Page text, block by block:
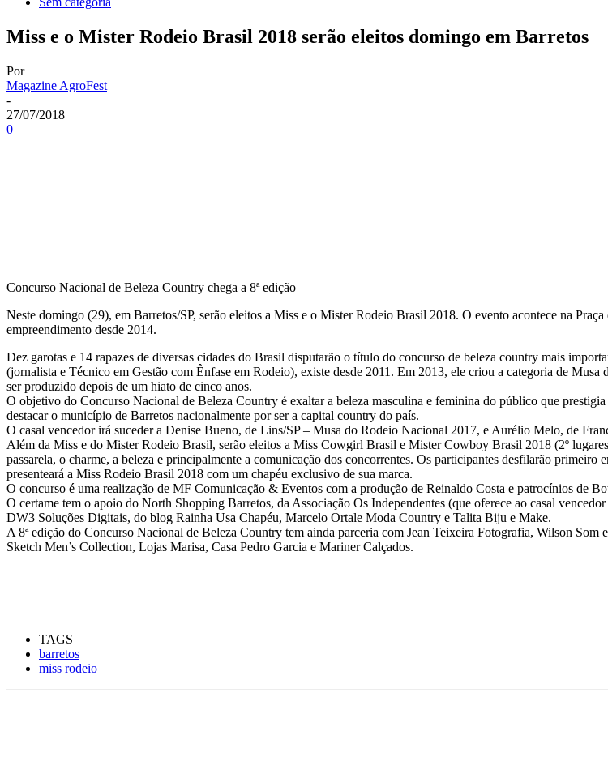
Miss e o Mister Rodeio Brasil 2018 serão eleitos domingo em Barretos
Por
Magazine AgroFest
-
27/07/2018
0
Concurso Nacional de Beleza Country chega a 8ª edição
Neste domingo (29), em Barretos/SP, serão eleitos a Miss e o Mister Rodeio Brasil 2018. O evento acontece na
empreendimento desde 2014.
Dez garotas e 14 rapazes de diversas cidades do Brasil disputarão o título do concurso de beleza country mais
(jornalista e Técnico em Gestão com Ênfase em Rodeio), existe desde 2011. Em 2013, ele criou a categoria de
ser produzido depois de um hiato de cinco anos.
O objetivo do Concurso Nacional de Beleza Country é exaltar a beleza masculina e feminina do público que
destacar o município de Barretos nacionalmente por ser a capital country do país.
O casal vencedor irá suceder a Denise Bueno, de Lins/SP – Musa do Rodeio Nacional 2017, e Aurélio Melo, de
Além da Miss e do Mister Rodeio Brasil, serão eleitos a Miss Cowgirl Brasil e Mister Cowboy Brasil 2018 (2º
passarela, o charme, a beleza e principalmente a comunicação dos concorrentes. Os participantes desfilarão
presenteará a Miss Rodeio Brasil 2018 com um chapéu exclusivo de sua marca.
O concurso é uma realização de MF Comunicação & Eventos com a produção de Reinaldo Costa e patrocínios de
O certame tem o apoio do North Shopping Barretos, da Associação Os Independentes (que oferece ao casal
DW3 Soluções Digitais, do blog Rainha Usa Chapéu, Marcelo Ortale Moda Country e Talita Biju e Make.
A 8ª edição do Concurso Nacional de Beleza Country tem ainda parceria com Jean Teixeira Fotografia, Wilson
Sketch Men’s Collection, Lojas Marisa, Casa Pedro Garcia e Mariner Calçados.
TAGS
barretos
miss rodeio